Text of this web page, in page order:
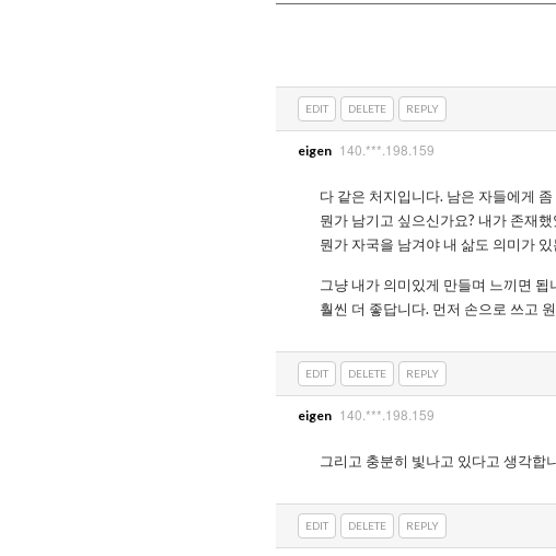
EDIT DELETE REPLY
eigen 140.***.198.159
다 같은 처지입니다. 남은 자들에게
뭔가 남기고 싶으신가요? 내가 존재
뭔가 자국을 남겨야 내 삶도 의미가
그냥 내가 의미있게 만들며 느끼면
훨씬 더 좋답니다. 먼저 손으로 쓰고
EDIT DELETE REPLY
eigen 140.***.198.159
그리고 충분히 빛나고 있다고 생각합
EDIT DELETE REPLY